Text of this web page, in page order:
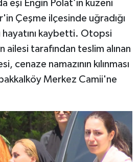
eşi Engin Polat’ın kuzeni
Çeşme ilçesinde uğradığı
hayatını kaybetti. Otopsi
ailesi tarafından teslim alınan
cenaze namazının kılınması
Merkez Camii'ne